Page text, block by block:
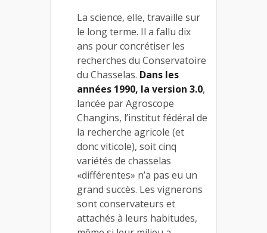
La science, elle, travaille sur
le long terme. Il a fallu dix
ans pour concrétiser les
recherches du Conservatoire
du Chasselas. Dans les
années 1990, la version 3.0,
lancée par Agroscope
Changins, l’institut fédéral de
la recherche agricole (et
donc viticole), soit cinq
variétés de chasselas
«différentes» n’a pas eu un
grand succès. Les vignerons
sont conservateurs et
attachés à leurs habitudes,